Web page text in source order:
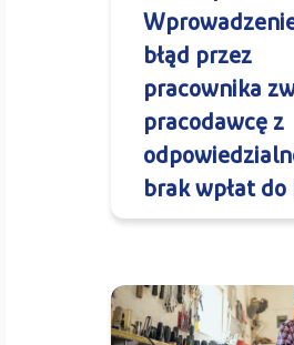
błąd przez
pracownika
pracodawcę z
brak wpłat do